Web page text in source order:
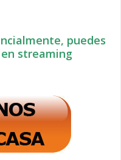
puedes
streaming